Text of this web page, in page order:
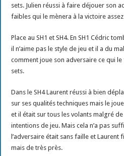
sets. Julien réussi à faire déjouer son
faibles qui le mènera à la victoire
Place au SH1 et SH4. En SH1 Cédric
il n’aime pas le style de jeu et il a du
comment joue son adversaire ce qui le
sets.
Dans le SH4 Laurent réussi à bien
sur ses qualités techniques mais le
et il était sur tous les volants malgré
intentions de jeu. Mais cela n’a pas
l’adversaire était sans faille et Laurent
mais de très près.